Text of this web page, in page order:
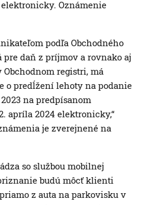
Oznámenie
podľa Obchodného
daň z príjmov a rovnako aj
registri, má
o predĺžení lehoty na podanie
na predpísanom
apríla 2024 elektronicky,“
je zverejnené na
so službou mobilnej
budú môcť klienti
z auta na parkovisku v